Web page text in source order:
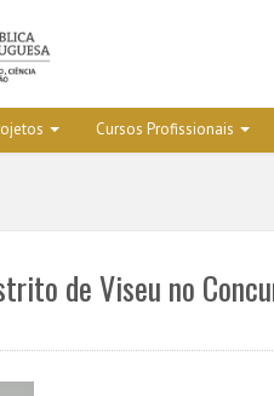
Cursos Profissionais
de Viseu no